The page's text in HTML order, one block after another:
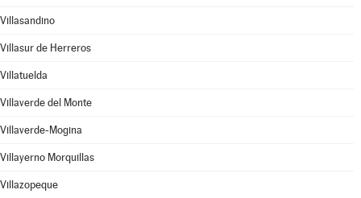
Villasandino
Villasur de Herreros
Villatuelda
Villaverde del Monte
Villaverde-Mogina
Villayerno Morquillas
Villazopeque